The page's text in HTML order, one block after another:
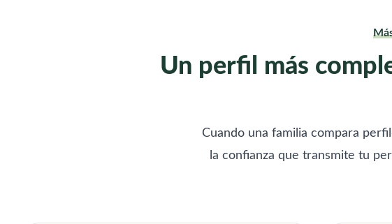
Un perfil más
Cuando una familia compara
la confianza que transmite tu